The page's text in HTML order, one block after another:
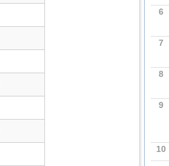
6
7
8
9
10